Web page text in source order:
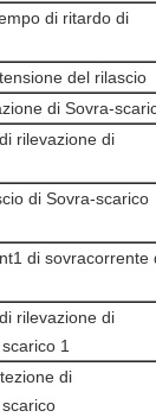
di ritardo di
del rilascio
di Sovra-
rilevazione di
di Sovra-scarico
di sovracorrente
rilevazione di
1
di